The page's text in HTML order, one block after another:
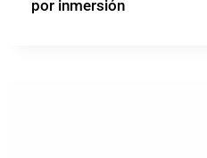
por inmersión